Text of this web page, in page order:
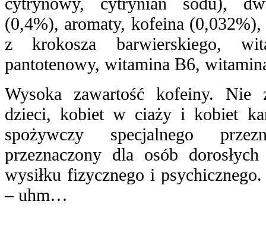
(0,4%), aromaty, kofeina
z krokosza barwierskiego,
pantotenowy, witamina B6,
Wysoka zawartość kofeiny. Nie
dzieci, kobiet w ciaży i kobiet
spożywczy specjalnego
przeznaczony dla osób
wysiłku fizycznego i
– uhm…